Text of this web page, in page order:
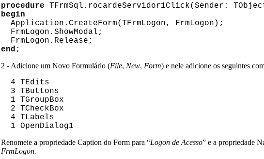
procedure TFrmSql.rocardeServidor1Click(Sender:
begin
Application.CreateForm(TFrmLogon, FrmLogon);
FrmLogon.ShowModal;
FrmLogon.Release;
end ;
2 - Adicione um Novo Formulário (File, New, Form) e nele adicione os seguintes
4 TEdits
3 TButtons
1 TGroupBox
2 TCheckBox
4 TLabels
1 OpenDialog1
Renomeie a propriedade Caption do Form para “Logon de Acesso” e a propriedade
FrmLogon.